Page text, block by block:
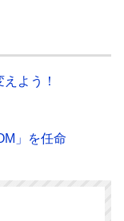
よう！
」を任命